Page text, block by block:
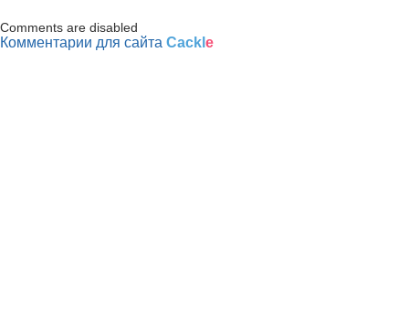
Comments are disabled
Комментарии для сайта Cackl e